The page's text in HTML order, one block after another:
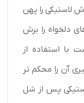
لاستیکی را پهن
دلخواه را برش
با استفاده از
آن را محکم تر
پس از شل